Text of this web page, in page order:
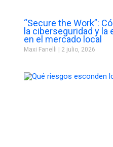
“Secure the Work”:
la ciberseguridad y la
en el mercado local
Maxi Fanelli 2 julio, 2026